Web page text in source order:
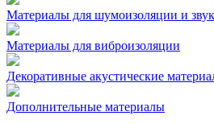
Материалы для шумоизоляции и
Материалы для виброизоляции
Декоративные акустические
Дополнительные материалы